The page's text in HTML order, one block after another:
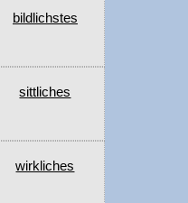
bildlichstes
sittliches
wirkliches